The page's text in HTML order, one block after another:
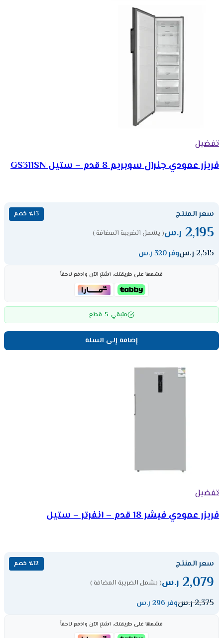
تفضيل
فريزر عمودي جنرال سوبريم 8 قدم – ستيل GS311SN
سعر المنتج ٪13 خصم
2,195 ر.س( يشمل الضريبة المضافة )
2,515ر.سوفر 320 ر.س
قسّمها على طريقتك، اشترِ الآن وادفع لاحقاً
متبقي 5 قطع
إضافة إلى السلة
تفضيل
فريزر عمودي فيشر 18 قدم – انفرتر – ستيل
سعر المنتج ٪12 خصم
2,079 ر.س( يشمل الضريبة المضافة )
2,375ر.سوفر 296 ر.س
قسّمها على طريقتك، اشترِ الآن وادفع لاحقاً